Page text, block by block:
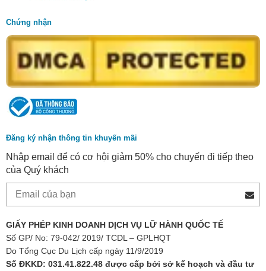
Chứng nhận
Đăng ký nhận thông tin khuyến mãi
Nhập email để có cơ hội giảm 50% cho chuyến đi tiếp theo
của Quý khách
GIẤY PHÉP KINH DOANH DỊCH VỤ LỮ HÀNH QUỐC TẾ
Số GP/ No: 79-042/ 2019/ TCDL – GPLHQT
Do Tổng Cục Du Lịch cấp ngày 11/9/2019
Số ĐKKD: 031.41.822.48 được cấp bởi sở kế hoạch và đầu tư